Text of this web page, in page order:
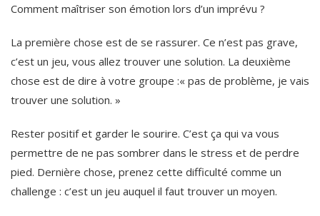
Comment maîtriser son émotion lors d’un imprévu ?
La première chose est de se rassurer. Ce n’est pas grave,
c’est un jeu, vous allez trouver une solution. La deuxième
chose est de dire à votre groupe :« pas de problème, je vais
trouver une solution. »
Rester positif et garder le sourire. C’est ça qui va vous
permettre de ne pas sombrer dans le stress et de perdre
pied. Dernière chose, prenez cette difficulté comme un
challenge : c’est un jeu auquel il faut trouver un moyen.